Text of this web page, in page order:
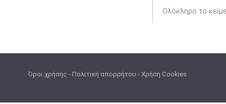
Ολόκληρο το
Όροι χρήσης -Πολιτική απορρήτου -Χρήση Cookies